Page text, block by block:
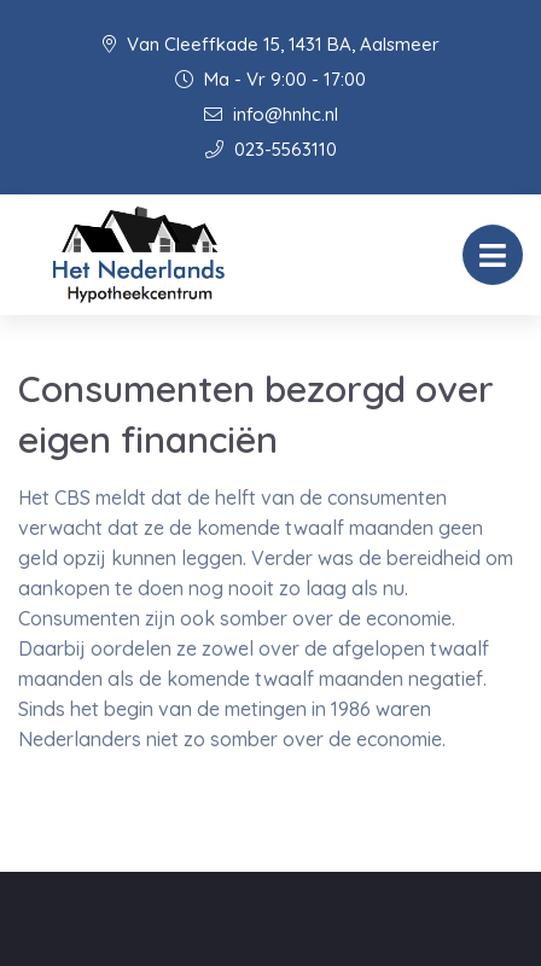
Van Cleeffkade 15, 1431 BA, Aalsmeer
Ma - Vr 9:00 - 17:00
info@hnhc.nl
023-5563110
Consumenten bezorgd over
eigen financiën
Het CBS meldt dat de helft van de consumenten
verwacht dat ze de komende twaalf maanden geen
geld opzij kunnen leggen. Verder was de bereidheid om
aankopen te doen nog nooit zo laag als nu.
Consumenten zijn ook somber over de economie.
Daarbij oordelen ze zowel over de afgelopen twaalf
maanden als de komende twaalf maanden negatief.
Sinds het begin van de metingen in 1986 waren
Nederlanders niet zo somber over de economie.